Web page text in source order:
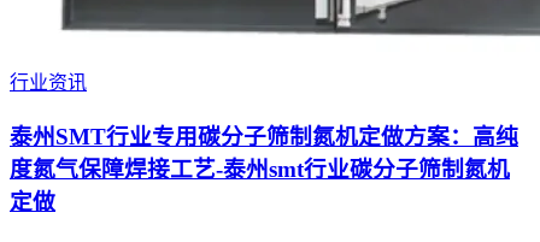
行业资讯
泰州SMT行业专用碳分子筛制氮机定做方案：高纯
度氮气保障焊接工艺-泰州smt行业碳分子筛制氮机
定做